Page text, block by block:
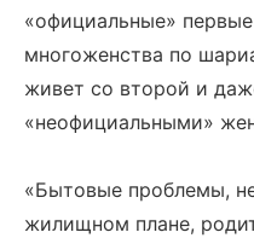
«официальные»
многоженства по
живет со второй и
«неофициальными»
«Бытовые проблемы,
жилищном плане,